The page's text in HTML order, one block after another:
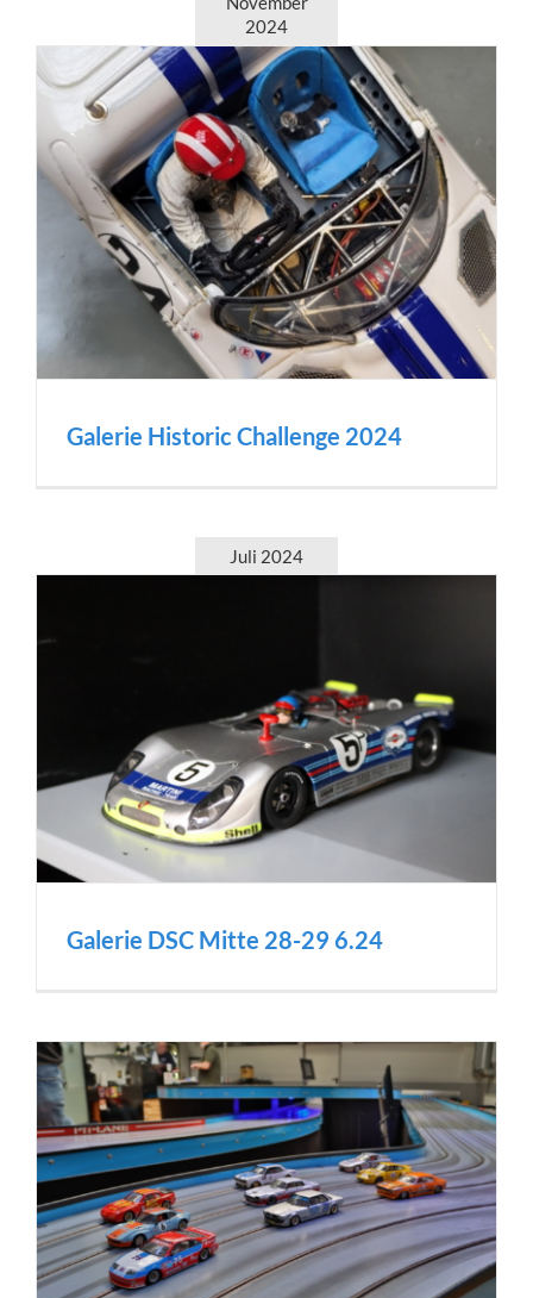
2024
Galerie Historic Challenge 2024
Juli 2024
Galerie DSC Mitte 28-29 6.24